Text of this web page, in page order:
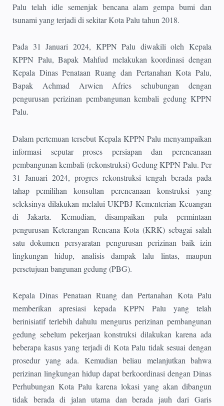
Palu telah idle semenjak bencana alam gempa bumi dan
tsunami yang terjadi di sekitar Kota Palu tahun 2018.
Pada 31 Januari 2024, KPPN Palu diwakili oleh Kepala
KPPN Palu, Bapak Mahfud melakukan koordinasi dengan
Kepala Dinas Penataan Ruang dan Pertanahan Kota Palu,
Bapak Achmad Arwien Afries sehubungan dengan
pengurusan perizinan pembangunan kembali gedung KPPN
Palu.
Dalam pertemuan tersebut Kepala KPPN Palu menyampaikan
informasi seputar proses persiapan dan perencanaan
pembangunan kembali (rekonstruksi) Gedung KPPN Palu. Per
31 Januari 2024, progres rekonstruksi tengah berada pada
tahap pemilihan konsultan perencanaan konstruksi yang
seleksinya dilakukan melalui UKPBJ Kementerian Keuangan
di Jakarta. Kemudian, disampaikan pula permintaan
pengurusan Keterangan Rencana Kota (KRK) sebagai salah
satu dokumen persyaratan pengurusan perizinan baik izin
lingkungan hidup, analisis dampak lalu lintas, maupun
persetujuan bangunan gedung (PBG).
Kepala Dinas Penataan Ruang dan Pertanahan Kota Palu
memberikan apresiasi kepada KPPN Palu yang telah
berinisiatif terlebih dahulu mengurus perizinan pembangunan
gedung sebelum pekerjaan konstruksi dilakukan karena ada
beberapa kasus yang terjadi di Kota Palu tidak sesuai dengan
prosedur yang ada. Kemudian beliau melanjutkan bahwa
perizinan lingkungan hidup dapat berkoordinasi dengan Dinas
Perhubungan Kota Palu karena lokasi yang akan dibangun
tidak berada di jalan utama dan berada jauh dari Garis